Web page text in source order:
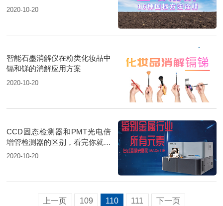
2020-10-20
智能石墨消解仪在粉类化妆品中
镉和锑的消解应用方案
2020-10-20
CCD固态检测器和PMT光电倍
增管检测器的区别，看完你就懂
了
2020-10-20
上一页 109 110 111 下一页